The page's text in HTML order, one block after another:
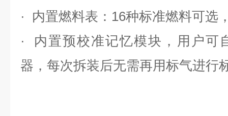
· 内置燃料表：16种标准燃料可选
· 内置预校准记忆模块，用户可
器，每次拆装后无需再用标气进行